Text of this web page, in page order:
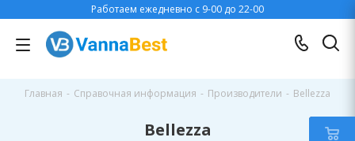
Работаем ежедневно с 9-00 до 22-00
Главная - Справочная информация - Производители - Bellezza
Bellezza